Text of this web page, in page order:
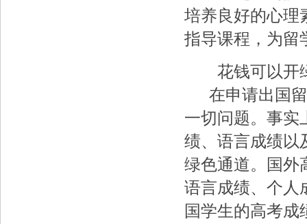
培养良好的心理
指导课程，为留
花钱可以开
在申请出国留
一切问题。事实
绩、语言成绩以
绿色通道。国外
语言成绩、个人
国学生的高考成